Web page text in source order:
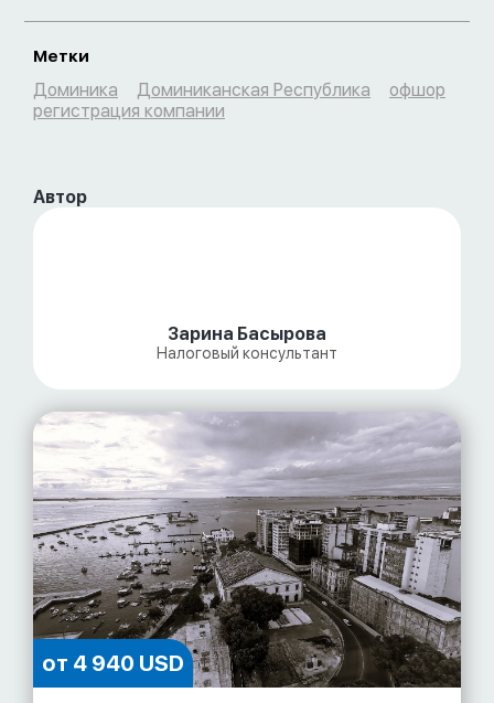
Метки
Доминика Доминиканская Республика
офшор
регистрация компании
Автор
Зарина Басырова
Налоговый консультант
от 4 940 USD